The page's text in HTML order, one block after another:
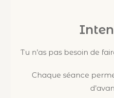
Tu n’as pas besoin de
Chaque séance